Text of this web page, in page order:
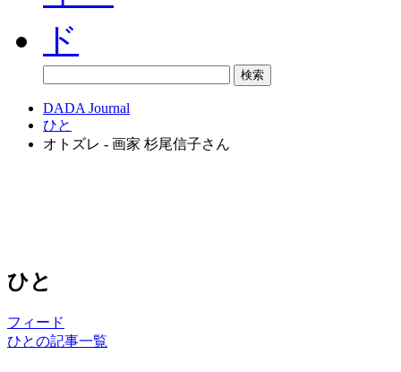
DADA Journal
ひと
オトズレ - 画家 杉尾信子さん
ひと
フィード
ひとの記事一覧